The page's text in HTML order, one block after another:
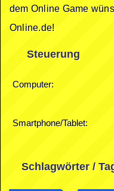
dem Online Game
Online.de!
Steuerung
Computer:
Smartphone/Tablet:
Schlagwörter /